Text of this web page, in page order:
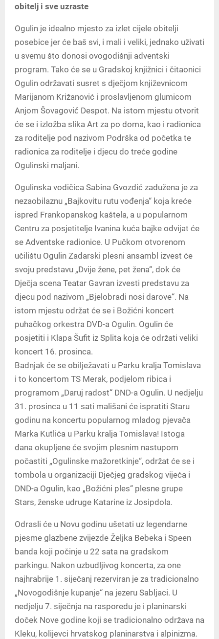
obitelj i sve uzraste
Ogulin je idealno mjesto za izlet cijele obitelji
posebice jer će baš svi, i mali i veliki, jednako uživati
u svemu što donosi ovogodišnji adventski
program. Tako će se u Gradskoj knjižnici i čitaonici
Ogulin održavati susret s dječjom književnicom
Marijanom Križanović i proslavljenom glumicom
Anjom Šovagović́ Despot. Na istom mjestu otvorit
će se i izložba slika Art za po doma, kao i radionica
za roditelje pod nazivom Podrška od početka te
radionica za roditelje i djecu do treće godine
Ogulinski maljani.
Ogulinska vodičica Sabina Gvozdić zadužena je za
nezaobilaznu „Bajkovitu rutu vođenja“ koja kreće
ispred Frankopanskog kaštela, a u popularnom
Centru za posjetitelje Ivanina kuća bajke odvijat će
se Adventske radionice. U Pučkom otvorenom
učilištu Ogulin Zadarski plesni ansambl izvest će
svoju predstavu „Dvije žene, pet žena“, dok će
Dječja scena Teatar Gavran izvesti predstavu za
djecu pod nazivom „Bjelobradi nosi darove“. Na
istom mjestu održat će se i Božićni koncert
puhačkog orkestra DVD-a Ogulin. Ogulin će
posjetiti i Klapa Šufit iz Splita koja će održati veliki
koncert 16. prosinca.
Badnjak će se obilježavati u Parku kralja Tomislava
i to koncertom TS Merak, podjelom ribica i
programom „Daruj radost“ DND-a Ogulin. U nedjelju
31. prosinca u 11 sati mališani će ispratiti Staru
godinu na koncertu popularnog mladog pjevača
Marka Kutlića u Parku kralja Tomislava! Istoga
dana okupljene će svojim plesnim nastupom
počastiti „Ogulinske mažoretkinje“, održat će se i
tombola u organizaciji Dječjeg gradskog vijeća i
DND-a Ogulin, kao „Božićni ples“ plesne grupe
Stars, ženske udruge Katarine iz Josipdola.
Odrasli će u Novu godinu ušetati uz legendarne
pjesme glazbene zvijezde Željka Bebeka i Speen
banda koji počinje u 22 sata na gradskom
parkingu. Nakon uzbudljivog koncerta, za one
najhrabrije 1. siječanj rezerviran je za tradicionalno
„Novogodišnje kupanje“ na jezeru Sabljaci. U
nedjelju 7. siječnja na rasporedu je i planinarski
doček Nove godine koji se tradicionalno održava na
Kleku, kolijevci hrvatskog planinarstva i alpinizma.